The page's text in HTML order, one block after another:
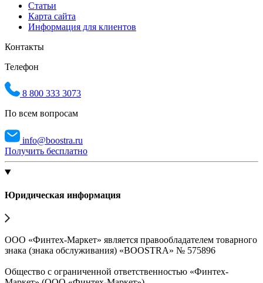
Статьи
Карта сайта
Информация для клиентов
Контакты
Телефон
8 800 333 3073
По всем вопросам
info@boostra.ru
Получить бесплатно
Юридическая информация
ООО «Финтех-Маркет» является правообладателем товарного
знака (знака обслуживания) «BOOSTRA» № 575896
Общество с ограниченной ответственностью «Финтех-